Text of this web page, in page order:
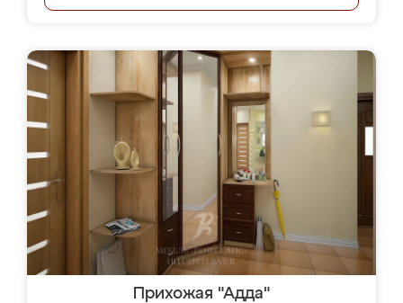
Прихожая "Адда"